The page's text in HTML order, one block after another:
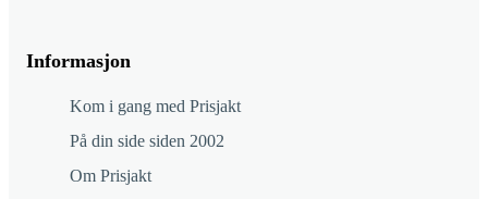
Informasjon
Kom i gang med Prisjakt
På din side siden 2002
Om Prisjakt